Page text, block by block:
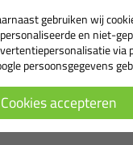
gebruiken wij
en niet-
via
persoonsgegevens
Cookies accepteren
de actiecode ›
geen cadeau